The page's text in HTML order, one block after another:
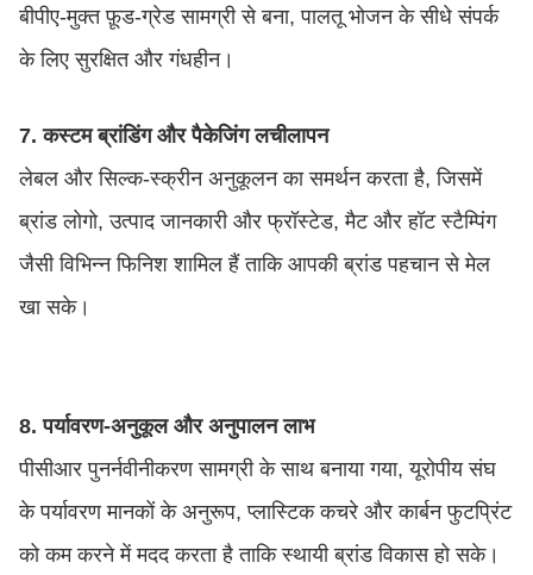
बीपीए-मुक्त फ़ूड-ग्रेड सामग्री से बना, पालतू भोजन के सीधे संपर्क
के लिए सुरक्षित और गंधहीन।
7.कस्टम ब्रांडिंग और पैकेजिंग लचीलापन
लेबल और सिल्क-स्क्रीन अनुकूलन का समर्थन करता है, जिसमें
ब्रांड लोगो, उत्पाद जानकारी और फ्रॉस्टेड, मैट और हॉट स्टैम्पिंग
जैसी विभिन्न फिनिश शामिल हैं ताकि आपकी ब्रांड पहचान से मेल
खा सके।
8.पर्यावरण-अनुकूल और अनुपालन लाभ
पीसीआर पुनर्नवीनीकरण सामग्री के साथ बनाया गया, यूरोपीय संघ
के पर्यावरण मानकों के अनुरूप, प्लास्टिक कचरे और कार्बन फुटप्रिंट
को कम करने में मदद करता है ताकि स्थायी ब्रांड विकास हो सके।